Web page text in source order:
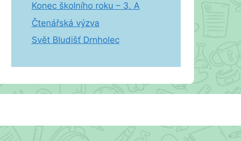
Konec školního roku – 3. A
Čtenářská výzva
Svět Bludišť Drnholec